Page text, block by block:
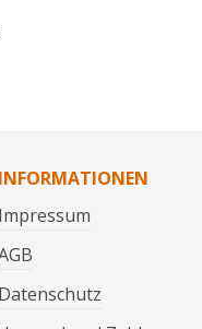
INFORMATIONEN
Impressum
Datenschutz